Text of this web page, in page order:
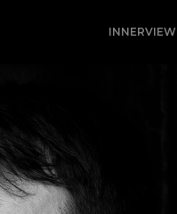
INNERVIEW